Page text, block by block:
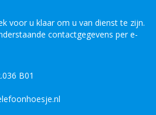
voor u klaar om u van dienst te zijn.
contactgegevens per e-
B01